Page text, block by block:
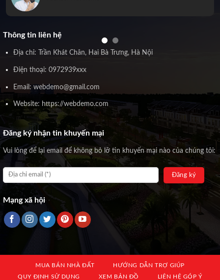
Thông tin liên hệ
Địa chỉ: Trần Khát Chân, Hai Bà Trưng, Hà Nội
Điện thoại: 0972939xxx
Email: webdemo@gmail.com
Website: https://webdemo.com
Đăng ký nhận tin khuyến mại
Vui lòng để lại email để không bỏ lỡ tin khuyến mại nào của chúng tôi:
Mạng xã hội
MUA BÁN NHÀ ĐẤT
HƯỚNG DẪN TRỢ GIÚP
QUY ĐỊNH SỬ DỤNG
XEM BẢN ĐỒ LIÊN HỆ GÓP Ý